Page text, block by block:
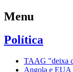
Menu
Política
TAAG "deixa
Angola e EUA